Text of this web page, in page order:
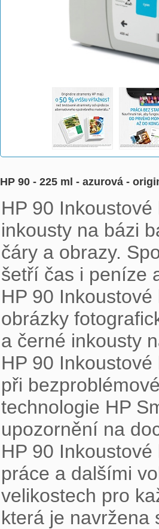
HP 90 - 225 ml - azurová -
HP 90
inkousty na bázi
čáry a obrazy.
šetří čas i peníze
HP 90
obrázky
a černé inkousty
HP 90
při
technologie HP
upozornění na
HP 90
práce a dalšími
velikostech pro
která je navržena